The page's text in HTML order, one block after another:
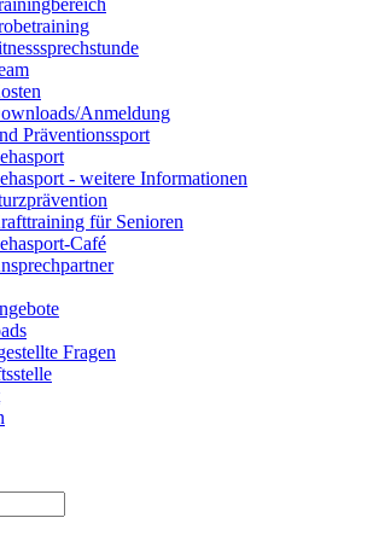
Anmeldung
Präventionssport
- weitere Informationen
für Senioren
Café
Fragen